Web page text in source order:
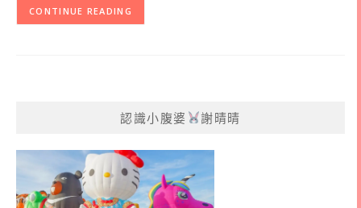
CONTINUE READING
認識小腹婆 謝晴晴